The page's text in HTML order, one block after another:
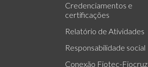
Credenciamentos e
certificações
Relatório de Atividades
Responsabilidade social
Conexão Fiotec-Fiocruz